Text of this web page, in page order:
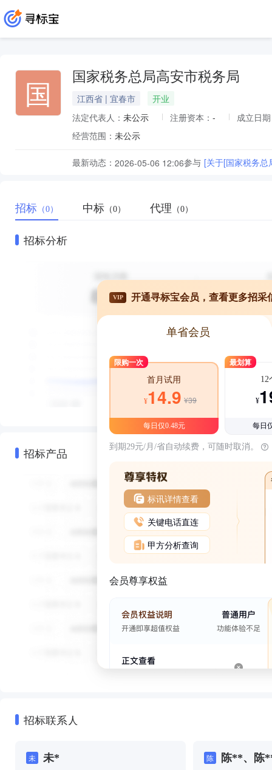
国 国家税务总局高安市税务局
江西省 | 宜春市
开业
法定代表人： 未公示 注册资本： -
成立日
经营范围： 未公示
最新动态： 2026-05-06 12:06参与 [关于[国家税务
招标 （0） 中标 （0） 代理 （0）
招标分析
招标产品
VIP 开通寻标宝会员，查看更多招采
单省会员
限购一次
首月试用
¥14.9 ¥39
每日仅0.48元
最划算
12
¥
每日
到期29元/月/省自动续费，可随时取消。
标讯详情查看
关键电话直连
甲方分析查询
会员尊享权益
招标联系人
未 未* 陈 陈**、陈